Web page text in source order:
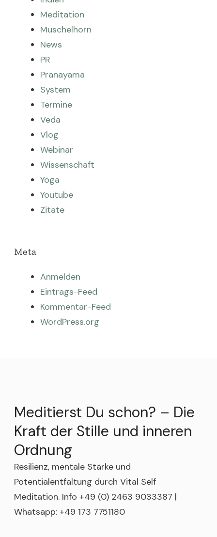
Meditation
Muschelhorn
News
PR
Pranayama
System
Termine
Veda
Vlog
Webinar
Wissenschaft
Yoga
Youtube
Zitate
Meta
Anmelden
Eintrags-Feed
Kommentar-Feed
WordPress.org
Meditierst Du schon? – Die
Kraft der Stille und inneren
Ordnung
Resilienz, mentale Stärke und
Potentialentfaltung durch Vital Self
Meditation. Info +49 (0) 2463 9033387 |
Whatsapp: +49 173 7751180